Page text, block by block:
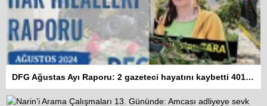
DFG Ağustas Ayı Raporu: 2 gazeteci hayatını kaybetti 401 habere erişim engeli getirildi